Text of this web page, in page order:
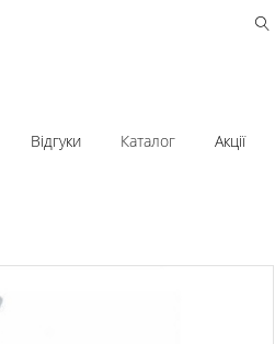
Відгуки Каталог Акції